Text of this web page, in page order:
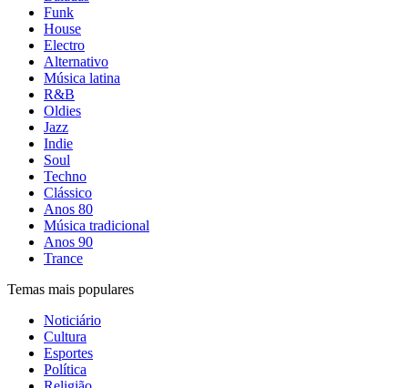
Funk
House
Electro
Alternativo
Música latina
R&B
Oldies
Jazz
Indie
Soul
Techno
Clássico
Anos 80
Música tradicional
Anos 90
Trance
Temas mais populares
Noticiário
Cultura
Esportes
Política